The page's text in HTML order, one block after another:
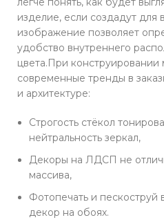
изделие, если создадут
изображение позволяет
удобство внутреннего
цвета.При
современные тренды в
и архитектуре:
Строгость стёкол
нейтральность зеркал,
Декоры на ЛДСП не
массива,
Фотопечать и пескоструй
декор на обоях.